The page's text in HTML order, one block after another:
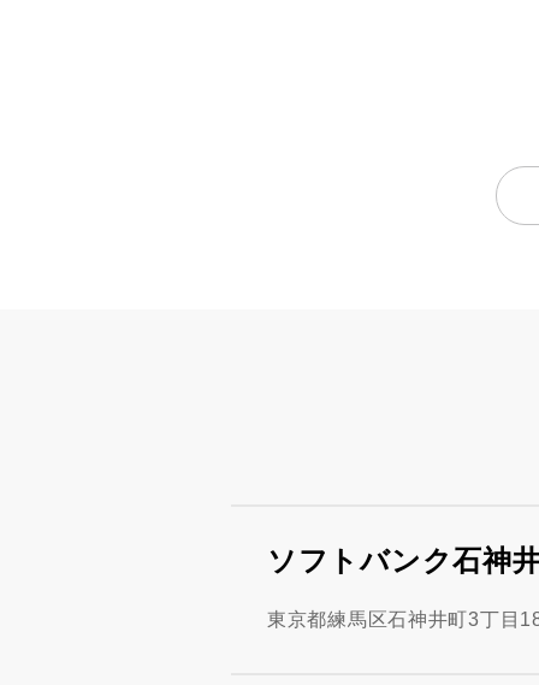
ソフトバンク石神
東京都練馬区石神井町3丁目